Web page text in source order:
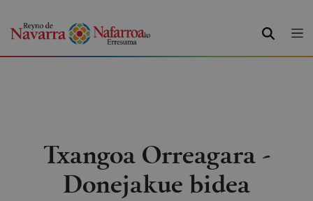
BILATU
Txangoa Orreagara -
Donejakue bidea